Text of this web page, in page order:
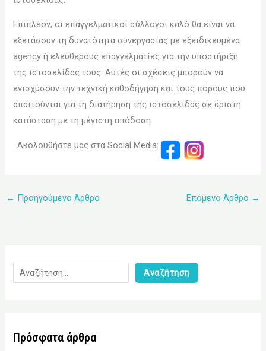
Επιπλέον, οι επαγγελματικοί σύλλογοι καλό θα είναι να
εξετάσουν τη δυνατότητα συνεργασίας με εξειδικευμένα
agency ή ελεύθερους επαγγελματίες για την υποστήριξη
της ιστοσελίδας τους. Αυτές οι σχέσεις μπορούν να
ενισχύσουν την τεχνική καθοδήγηση και τους πόρους που
απαιτούνται για τη διατήρηση της ιστοσελίδας σε άριστη
κατάσταση με τη μέγιστη απόδοση.
Ακολουθήστε μας στα Social Media:
← Προηγούμενο Άρθρο Επόμενο Άρθρο →
Αναζήτηση
Πρόσφατα άρθρα